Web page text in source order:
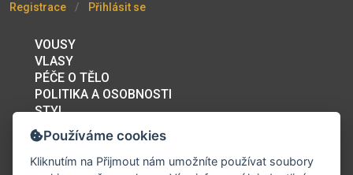
Registrace Přihlásit se
VOUSY
VLASY
PÉČE O TĚLO
POLITIKA A OSOBNOSTI
STYL
BAZAR
PRACOVNÍ PŘÍLEŽITOSTI
FÓRUM
Používáme cookies
Kliknutím na Přijmout nám umožníte používat soubory